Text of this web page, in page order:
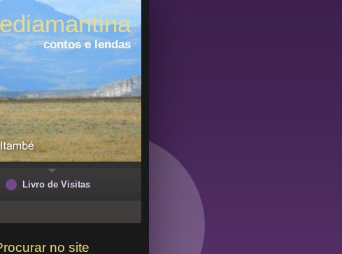
contos e lendas
no site
Livro de Visitas